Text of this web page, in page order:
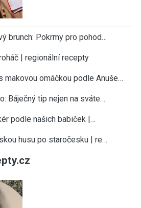
brunch: Pokrmy pro pohod…
| regionální recepty
makovou omáčkou podle Anuše…
Báječný tip nejen na sváte…
podle našich babiček |…
husu po staročesku | re…